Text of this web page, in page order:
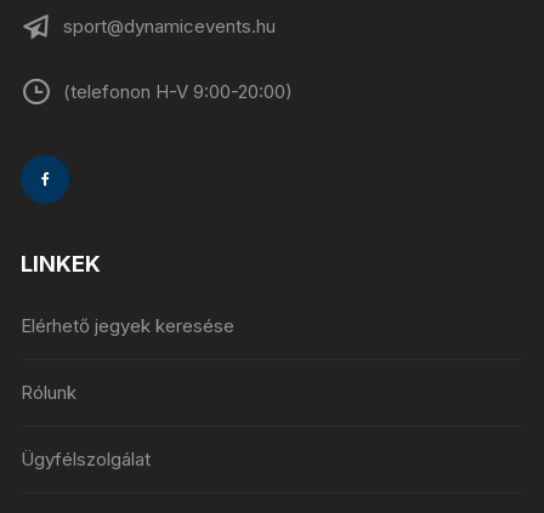
sport@dynamicevents.hu
(telefonon H-V 9:00-20:00)
LINKEK
Elérhető jegyek keresése
Rólunk
Ügyfélszolgálat